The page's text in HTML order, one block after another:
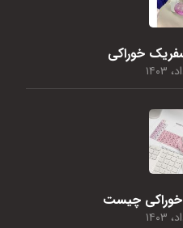
خوراکی
چیست